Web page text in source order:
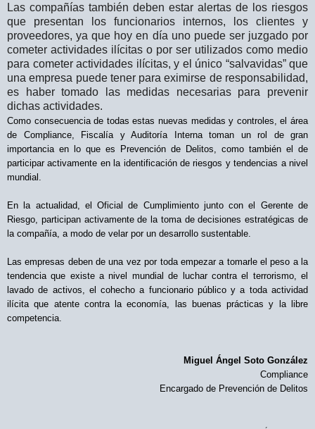
Las compañías también deben estar alertas de los riesgos
que presentan los funcionarios internos, los clientes y
proveedores, ya que hoy en día uno puede ser juzgado por
cometer actividades ilícitas o por ser utilizados como medio
para cometer actividades ilícitas, y el único “salvavidas” que
una empresa puede tener para eximirse de responsabilidad,
es haber tomado las medidas necesarias para prevenir
dichas actividades.
Como consecuencia de todas estas nuevas medidas y controles, el área
de Compliance, Fiscalía y Auditoría Interna toman un rol de gran
importancia en lo que es Prevención de Delitos, como también el de
participar activamente en la identificación de riesgos y tendencias a nivel
mundial.
En la actualidad, el Oficial de Cumplimiento junto con el Gerente de
Riesgo, participan activamente de la toma de decisiones estratégicas de
la compañía, a modo de velar por un desarrollo sustentable.
Las empresas deben de una vez por toda empezar a tomarle el peso a la
tendencia que existe a nivel mundial de luchar contra el terrorismo, el
lavado de activos, el cohecho a funcionario público y a toda actividad
ilícita que atente contra la economía, las buenas prácticas y la libre
competencia.
Miguel Ángel Soto González
Compliance
Encargado de Prevención de Delitos